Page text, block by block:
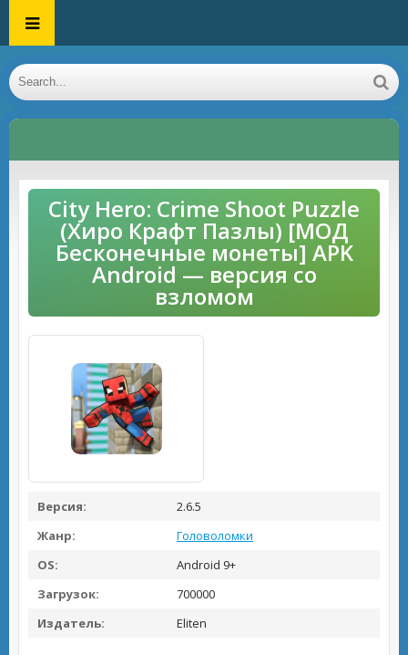
City Hero: Crime Shoot Puzzle
(Хиро Крафт Пазлы) [МОД
Бесконечные монеты] APK
Android — версия со
взломом
Версия:
2.6.5
Жанр:
Головоломки
OS:
Android 9+
Загрузок:
700000
Издатель:
Eliten